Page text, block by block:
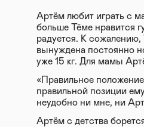
Артём любит играть с
больше Тёме нравится
радуется. К
вынуждена постоянно
уже 15 кг. Для мамы
«Правильное
правильной позиции
неудобно ни мне, ни
Артём с детства